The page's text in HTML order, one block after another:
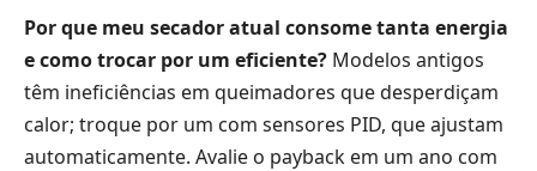
Por que meu secador atual consome tanta energia
e como trocar por um eficiente? Modelos antigos
têm ineficiências em queimadores que desperdiçam
calor; troque por um com sensores PID, que ajustam
automaticamente. Avalie o payback em um ano com